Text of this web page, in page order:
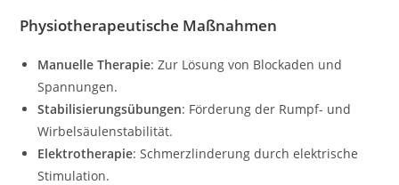
Physiotherapeutische Maßnahmen
Manuelle Therapie: Zur Lösung von Blockaden und
Spannungen.
Stabilisierungsübungen: Förderung der Rumpf- und
Wirbelsäulenstabilität.
Elektrotherapie: Schmerzlinderung durch elektrische
Stimulation.